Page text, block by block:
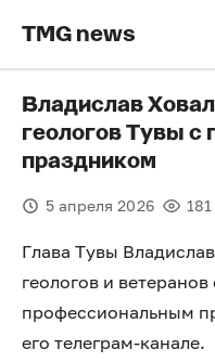
TMG news
Владислав
геологов Тувы
праздником
5 апреля 2026 181
Глава Тувы
геологов и ветеранов
профессиональным
его телеграм-канале.